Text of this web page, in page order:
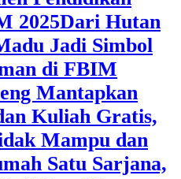
2025‎Dari Hutan
Jadi Simbol
di FBIM
Mantapkan
Kuliah Gratis,
Mampu dan
Satu Sarjana,